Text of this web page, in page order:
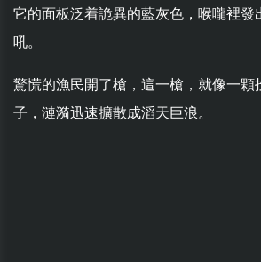
它的面板泛着詭異的藍灰色，喉嚨裡發
吼。
驚慌的漁民開了槍，這一槍，就像一顆
子，漣漪迅速擴散成滔天巨浪。